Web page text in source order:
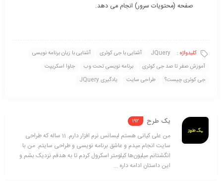
صفحه (محتویات سرور) انجام می دهد.
کلیدواژه : JQuery آشنایی با جی کوئری
آشنایی با زیان برنامه نویسی
آموزش صفر تا صد جی کوئری
برنامه نویسی تحت وب
جاوا اسکریپت
جی کوئری چیست؟
طراحی سایت یادگیری JQuery
یک طرح 192
من علی کیانی هستم لیسانس نرم افزار دارم. 11 ساله که طراحی
سایت انجام میدم و عاشق برنامه نویسی و طراحی سایتم. من با
انگشتانم میلیون‌ها کیلومتر اسکرول کردم تا به هدفم نزدیک بشم و
این داستان ادامه داره ...